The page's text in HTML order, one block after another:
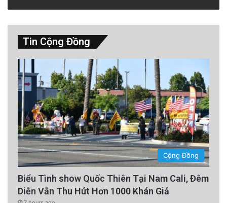
Tin Cộng Đồng
Cộng Đồng
Biểu Tình show Quốc Thiên Tại Nam Cali, Đêm
Diễn Vẫn Thu Hút Hơn 1000 Khán Giả